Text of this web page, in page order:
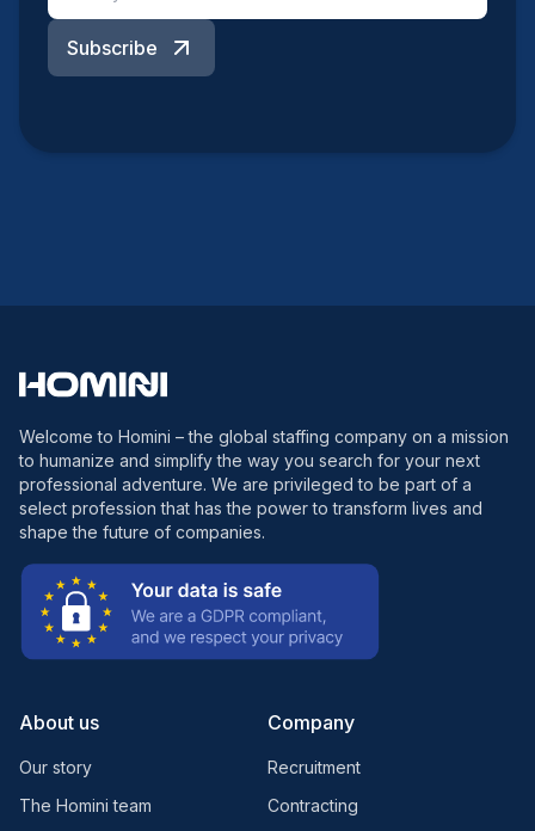
Subscribe
Welcome to Homini – the global staffing company on a mission
to humanize and simplify the way you search for your next
professional adventure. We are privileged to be part of a
select profession that has the power to transform lives and
shape the future of companies.
About us
Our story
The Homini team
Company
Recruitment
Contracting